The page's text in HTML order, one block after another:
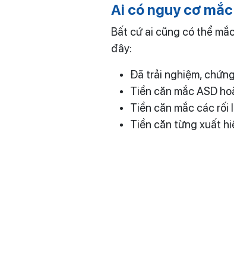
Ai có nguy cơ mắc
Bất cứ ai cũng có thể
đây:
Đã trải nghiệm,
Tiền căn mắc ASD
Tiền căn mắc các rối
Tiền căn từng xuất